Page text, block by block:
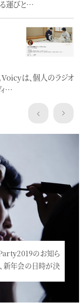
運びと…
は、個人のラジオ
…
のお知ら
新年会の日時が決